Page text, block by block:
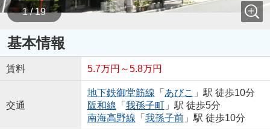
1 / 19
基本情報
賃料 5.7万円～5.8万円
交通
地下鉄御堂筋線 「 あびこ 」駅 徒歩10分
阪和線 「 我孫子町」駅 徒歩5分
南海高野線 「 我孫子前」駅 徒歩10分